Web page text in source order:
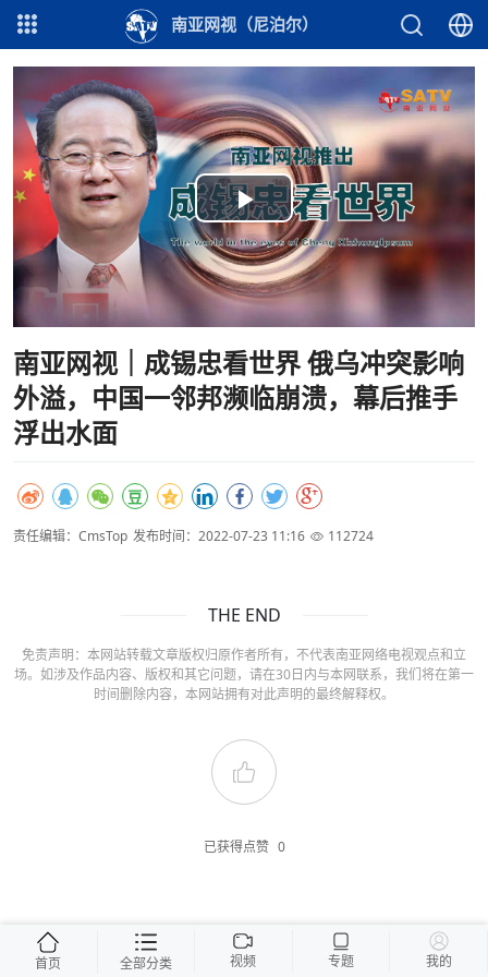
南亚网视（尼泊尔）
Play
Video
南亚网视｜成锡忠看世界 俄乌冲突影响
外溢，中国一邻邦濒临崩溃，幕后推手
浮出水面
责任编辑：CmsTop 发布时间：2022-07-23 11:16 112724
THE END
免责声明：本网站转载文章版权归原作者所有，不代表南亚网络电视观点和立
场。如涉及作品内容、版权和其它问题，请在30日内与本网联系，我们将在第一
时间删除内容，本网站拥有对此声明的最终解释权。
已获得点赞 0
首页 全部分类 视频 专题 我的